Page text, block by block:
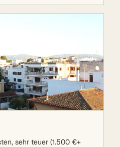
sehr teuer (1.500 €+